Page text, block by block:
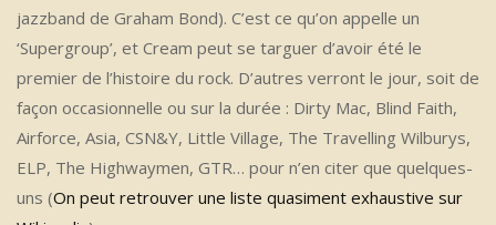
jazzband de Graham Bond). C’est ce qu’on appelle un
‘Supergroup’, et Cream peut se targuer d’avoir été le
premier de l’histoire du rock. D’autres verront le jour, soit de
façon occasionnelle ou sur la durée : Dirty Mac, Blind Faith,
Airforce, Asia, CSN&Y, Little Village, The Travelling Wilburys,
ELP, The Highwaymen, GTR… pour n’en citer que quelques-
uns (On peut retrouver une liste quasiment exhaustive sur